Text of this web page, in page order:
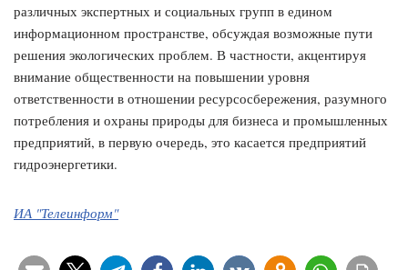
различных экспертных и социальных групп в едином
информационном пространстве, обсуждая возможные пути
решения экологических проблем. В частности, акцентируя
внимание общественности на повышении уровня
ответственности в отношении ресурсосбережения, разумного
потребления и охраны природы для бизнеса и промышленных
предприятий, в первую очередь, это касается предприятий
гидроэнергетики.
ИА "Телеинформ"